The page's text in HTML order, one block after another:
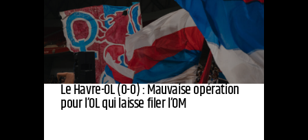
Le Havre-OL (0-0) : Mauvaise opération
pour l’OL qui laisse filer l’OM